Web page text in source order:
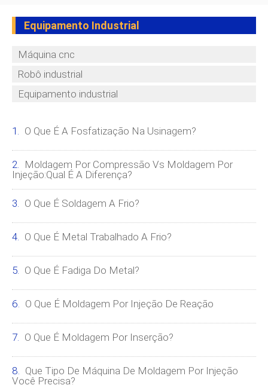
Equipamento Industrial
Máquina cnc
Robô industrial
Equipamento industrial
O Que É A Fosfatização Na Usinagem?
Moldagem Por Compressão Vs Moldagem Por
Injeção:Qual É A Diferença?
O Que É Soldagem A Frio?
O Que É Metal Trabalhado A Frio?
O Que É Fadiga Do Metal?
O Que É Moldagem Por Injeção De Reação
O Que É Moldagem Por Inserção?
Que Tipo De Máquina De Moldagem Por Injeção
Você Precisa?